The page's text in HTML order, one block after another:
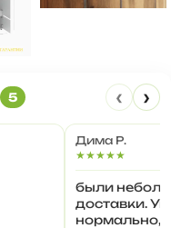
5 ‹ ›
Дима Р.
★★★★★
были
доставки.
нормально,